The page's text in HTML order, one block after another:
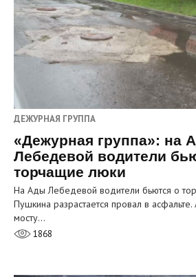
ДЕЖУРНАЯ ГРУППА
«Дежурная группа»: на
Лебедевой водители
торчащие люки
На Ады Лебедевой водители бьются о
Пушкина разрастается провал в
мосту…
1868